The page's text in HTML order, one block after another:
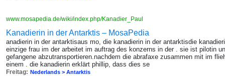
www.mosapedia.de/wiki/index.php/Kanadier_Paul
Kanadierin in der Antarktis – MosaPedia
anadierin in der antarktisaus mo, die kanadierin in der antarktisdie
einzige frau im der arbeitet im auftrag des konzerns in der . sie ist pilotin
gefangene abzutransportieren.nachdem die abrafaxe zusammen mit im
einem . die kanadierin erklärt phillip, dass dies se
Freitag: Nederlands > Antarktis